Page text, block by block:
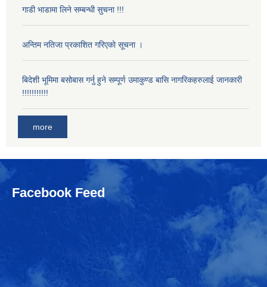
गाडी भाडामा लिने सम्बन्धी सुचना !!!
अन्तिम नतिजा प्रकाशित गरिएको सूचना ।
बिदेशी भूमिमा बसोबास गर्नु हुने सम्पूर्ण उमाकुण्ड बासि नागरिकहरुलाई जानकारी
!!!!!!!!!!!
more
Facebook Feed